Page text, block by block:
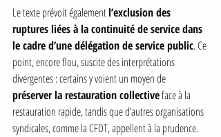
Le texte prévoit également l’exclusion des
ruptures liées à la continuité de service dans
le cadre d’une délégation de service public. Ce
point, encore flou, suscite des interprétations
divergentes : certains y voient un moyen de
préserver la restauration collective face à la
restauration rapide, tandis que d’autres organisations
syndicales, comme la CFDT, appellent à la prudence.